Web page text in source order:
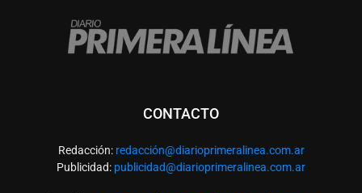
CONTACTO
Redacción: redacción@diarioprimeralinea.com.ar
Publicidad: publicidad@diarioprimeralinea.com.ar